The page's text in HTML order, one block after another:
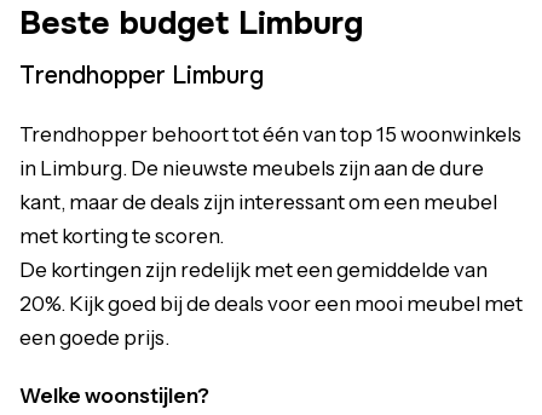
Beste budget Limburg
Trendhopper Limburg
Trendhopper behoort tot één van top 15 woonwinkels
in Limburg. De nieuwste meubels zijn aan de dure
kant, maar de deals zijn interessant om een meubel
met korting te scoren.
De kortingen zijn redelijk met een gemiddelde van
20%. Kijk goed bij de deals voor een mooi meubel met
een goede prijs.
Welke woonstijlen?